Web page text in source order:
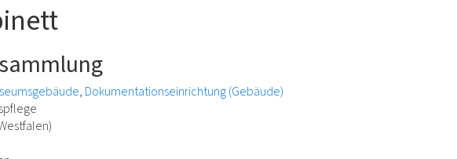
Dokumentationseinrichtung (Gebäude)